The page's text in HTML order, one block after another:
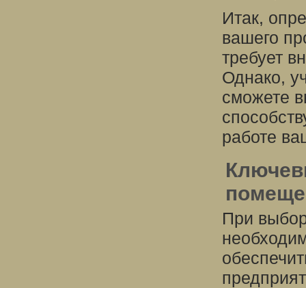
Итак,
вашего
требует
Однако,
сможете
работе
При